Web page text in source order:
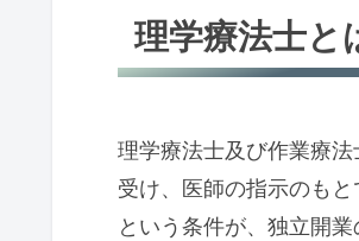
理学療法士と
理学療法士及び作業療
受け、医師の指示のも
という条件が、独立開業